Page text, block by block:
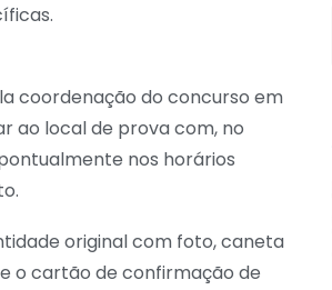
coordenação do concurso em
ao local de prova com, no
nos horários
original com foto, caneta
o cartão de confirmação de